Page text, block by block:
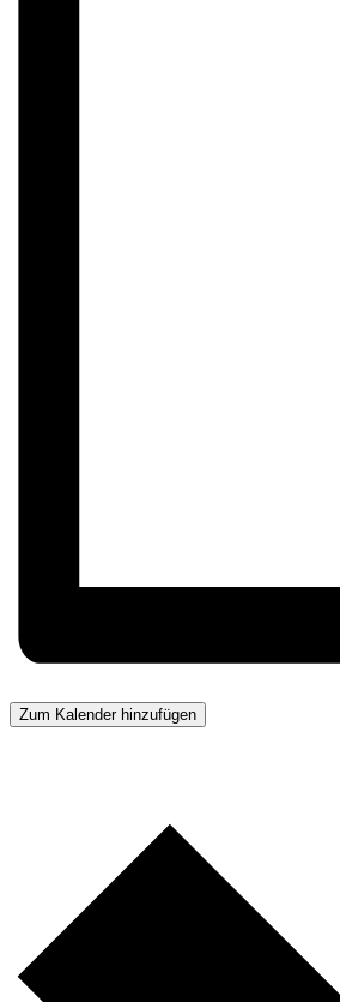
Zum Kalender hinzufügen